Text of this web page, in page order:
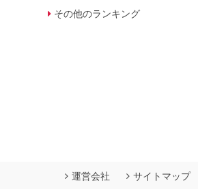
その他のランキング
運営会社 サイトマップ